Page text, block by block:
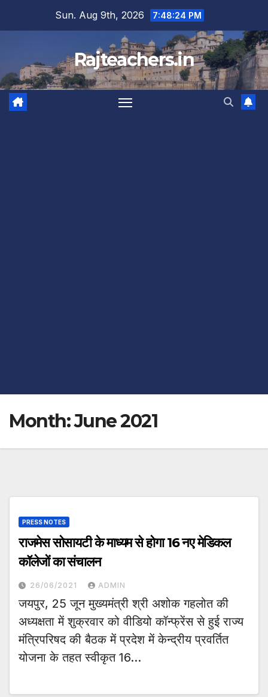
Sun. Aug 9th, 2026 7:48:25 PM
Rajteachers.in
Month:June 2021
PRESS NOTES
राजमेस सोसायटी के माध्यम से होगा 16 नए मेडिकल
कॉलेजों का संचालन
26/06/2021 ADMIN
जयपुर, 25 जून मुख्यमंत्री श्री अशोक गहलोत की
अध्यक्षता में शुक्रवार को वीडियो कॉन्फ्रेंस से हुई राज्य
मंत्रिपरिषद की बैठक में प्रदेश में केन्द्रीय प्रवर्तित
योजना के तहत स्वीकृत 16…